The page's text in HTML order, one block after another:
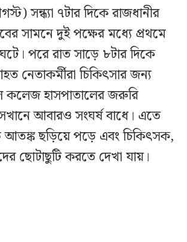
সন্ধ্যা ৭টার দিকে রাজধানীর
সামনে দুই পক্ষের মধ্যে প্রথমে
পরে রাত সাড়ে ৮টার দিকে
নেতাকর্মীরা চিকিৎসার জন্য
কলেজ হাসপাতালের জরুরি
আবারও সংঘর্ষ বাধে। এতে
আতঙ্ক ছড়িয়ে পড়ে এবং চিকিৎসক,
ছোটাছুটি করতে দেখা যায়।